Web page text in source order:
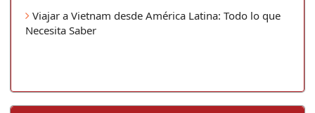
Viajar a Vietnam desde América Latina: Todo lo que
Necesita Saber